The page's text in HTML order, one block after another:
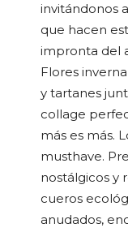
invitándonos
que hacen
impronta del
Flores
y tartanes
collage
más es más.
musthave.
nostálgicos y
cueros
anudados,